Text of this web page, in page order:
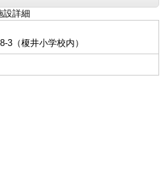
設詳細
3（榎井小学校内）